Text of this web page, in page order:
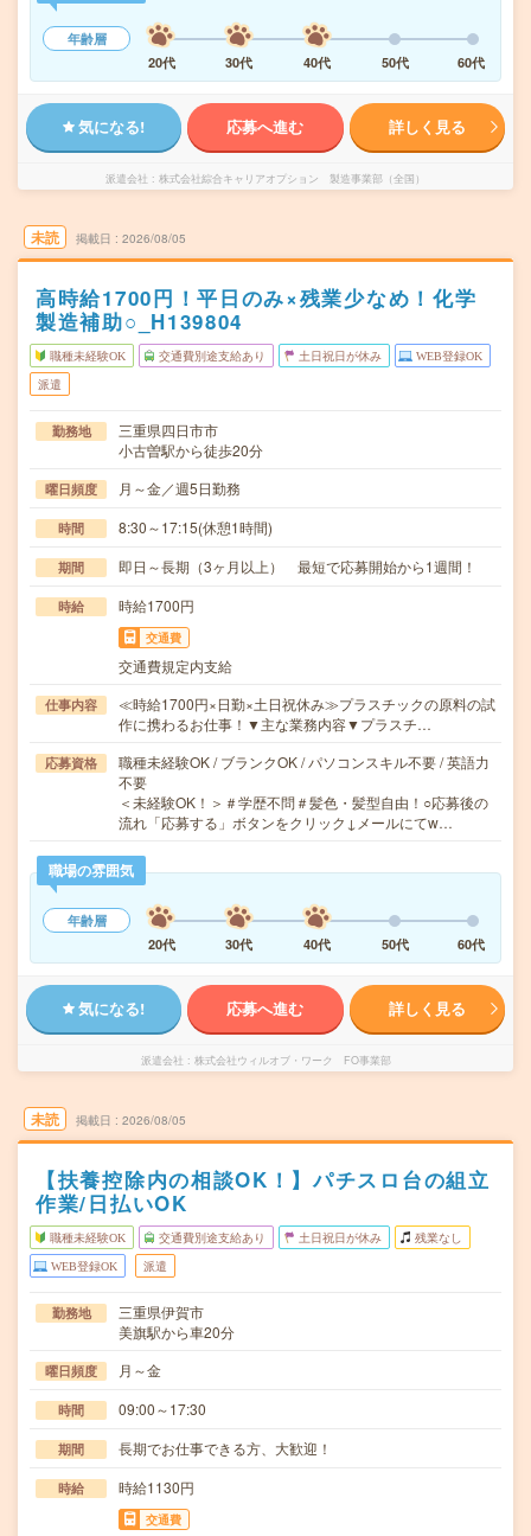
年齢層
20代
30代 40代 50代 60代
気になる! 応募へ進む 詳しく見る
派遣会社 株式会社綜合キャリアオプション 製造事業部（全国）
未読 掲載日 2026/08/05
高時給1700円！平日のみ×残業少なめ！化学
製造補助○_H139804
職種未経験OK 交通費別途支給あり 土日祝日が休み WEB登録OK
派遣
勤務地
三重県四日市市
小古曽駅から徒歩20分
曜日頻度 月～金／週5日勤務
時間 8:30～17:15(休憩1時間)
期間 即日～長期（3ヶ月以上） 最短で応募開始から1週間！
時給 時給1700円
交通費
交通費規定内支給
仕事内容
≪時給1700円×日勤×土日祝休み≫プラスチックの原料の試
作に携わるお仕事！▼主な業務内容▼プラスチ…
応募資格
職種未経験OK / ブランクOK / パソコンスキル不要 / 英語力
不要
＜未経験OK！＞＃学歴不問＃髪色・髪型自由！○応募後の
流れ「応募する」ボタンをクリック↓メールにてw…
職場の雰囲気
年齢層
20代
30代 40代 50代 60代
気になる! 応募へ進む 詳しく見る
派遣会社 株式会社ウィルオブ・ワーク FO事業部
未読 掲載日 2026/08/05
【扶養控除内の相談OK！】パチスロ台の組立
作業/日払いOK
職種未経験OK 交通費別途支給あり 土日祝日が休み 残業なし
WEB登録OK 派遣
勤務地
三重県伊賀市
美旗駅から車20分
曜日頻度 月～金
時間 09:00～17:30
期間 長期でお仕事できる方、大歓迎！
時給 時給1130円
交通費